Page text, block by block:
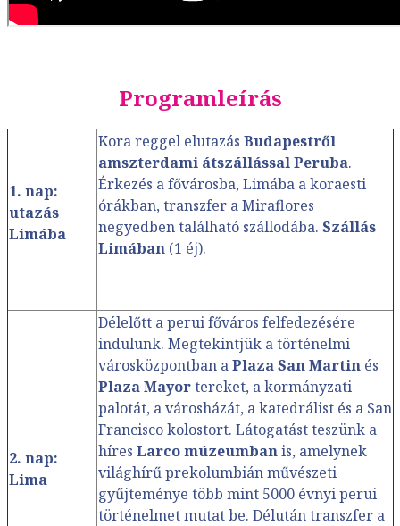
Programleírás
1. nap:
utazás
Limába
Kora reggel elutazás Budapestről
amszterdami átszállással Peruba.
Érkezés a fővárosba, Limába a koraesti
órákban, transzfer a Miraflores
negyedben található szállodába. Szállás
Limában(1 éj).
2. nap:
Lima
Délelőtt a perui főváros felfedezésére
indulunk. Megtekintjük a történelmi
városközpontban aPlaza San Martinés
Plaza Mayortereket, a kormányzati
palotát, a városházát, a katedrálist és a San
Francisco kolostort. Látogatást teszünk a
híres Larco múzeumbanis, amelynek
világhírű prekolumbián művészeti
gyűjteménye több mint 5000 évnyi perui
történelmet mutat be. Délután transzfer a